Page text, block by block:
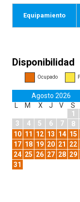
Equipamiento
Disponibilidad
Ocupado
Agosto 2026
L
M X J V S
1
3
4 5 6 7 8
10 11 12 13 14 15
17 18 19 20 21 22
24 25 26 27 28 29
31